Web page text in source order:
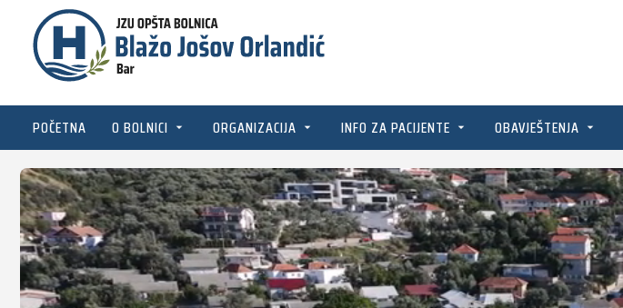
POČETNA O BOLNICI ORGANIZACIJA INFO ZA PACIJENTE OBAVJEŠTENJA